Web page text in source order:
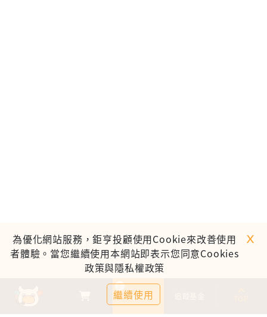
基金比較
0
為優化網站服務，鉅亨投顧使用Cookie來改善使用
者體驗。當您繼續使用本網站即表示您同意Cookies
政策與隱私權政策
繼續使用
ｘ